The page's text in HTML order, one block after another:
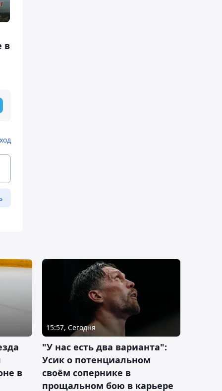
в
в
15:57, Сегодня
"У нас есть два варианта":
Усик о потенциальном
своём сопернике в
прощальном бою в карьере